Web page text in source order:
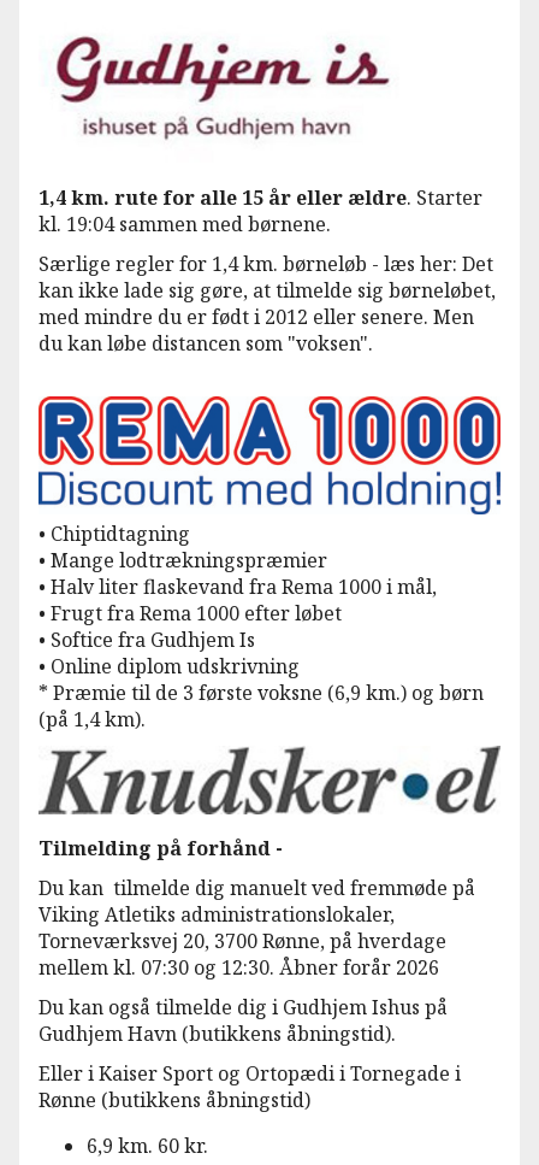
1,4 km. rute for alle 15 år eller ældre. Starter
kl. 19:04 sammen med børnene.
Særlige regler for 1,4 km. børneløb - læs her: Det
kan ikke lade sig gøre, at tilmelde sig børneløbet,
med mindre du er født i 2012 eller senere. Men
du kan løbe distancen som "voksen".
• Chiptidtagning
• Mange lodtrækningspræmier
• Halv liter flaskevand fra Rema 1000 i mål,
• Frugt fra Rema 1000 efter løbet
• Softice fra Gudhjem Is
• Online diplom udskrivning
* Præmie til de 3 første voksne (6,9 km.) og børn
(på 1,4 km).
Tilmelding på forhånd -
Du kan tilmelde dig manuelt ved fremmøde på
Viking Atletiks administrationslokaler,
Torneværksvej 20, 3700 Rønne, på hverdage
mellem kl. 07:30 og 12:30. Åbner forår 2026
Du kan også tilmelde dig i Gudhjem Ishus på
Gudhjem Havn (butikkens åbningstid).
Eller i Kaiser Sport og Ortopædi i Tornegade i
Rønne (butikkens åbningstid)
6,9 km. 60 kr.